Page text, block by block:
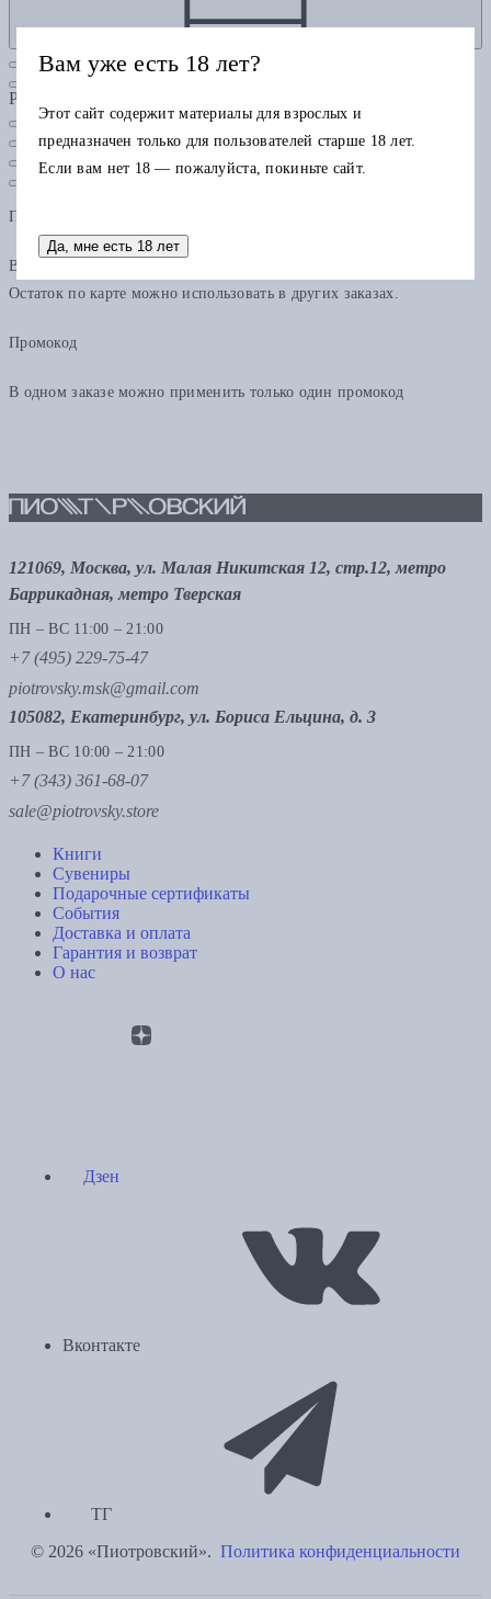
Рубрики
Подарочная карта
В одном заказе можно применить только одну подарочную карту.
Остаток по карте можно использовать в других заказах.
Промокод
В одном заказе можно применить только один промокод
121069, Москва, ул. Малая Никитская 12, стр.12, метро
Баррикадная, метро Тверская
ПН – ВС 11:00 – 21:00
+7 (495) 229-75-47
piotrovsky.msk@gmail.com
105082, Екатеринбург, ул. Бориса Ельцина, д. 3
ПН – ВС 10:00 – 21:00
+7 (343) 361-68-07
sale@piotrovsky.store
Книги
Сувениры
Подарочные сертификаты
События
Доставка и оплата
Гарантия и возврат
О нас
Дзен
Вконтакте
ТГ
© 2026 «Пиотровский». Политика конфиденциальности
Вам уже есть 18 лет?
Этот сайт содержит материалы для взрослых и
предназначен только для пользователей старше 18 лет.
Если вам нет 18 — пожалуйста, покиньте сайт.
Да, мне есть 18 лет